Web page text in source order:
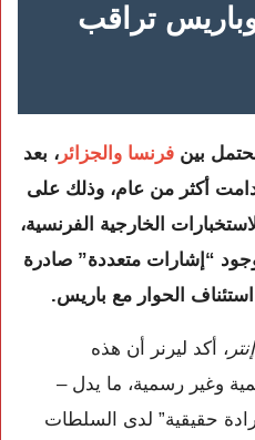
تراقب
بين فرنسا والجزائر ، بعد
أكثر من عام، وذلك على
الخارجية الفرنسية،
“إشارات متعددة” صادرة
الحوار مع باريس.
، أكد ليرنر أن هذه
وغير رسمية، ما يدل –
حقيقية” لدى السلطات